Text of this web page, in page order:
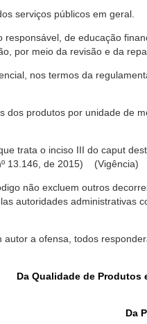
serviços públicos em geral.
responsável, de educação
por meio da revisão e da
nos termos da
dos produtos por unidade
trata o inciso III do caput
de 2015) (Vigência)
não excluem outros
autoridades administrativas
autor a ofensa, todos
Da Qualidade de Produtos
Da